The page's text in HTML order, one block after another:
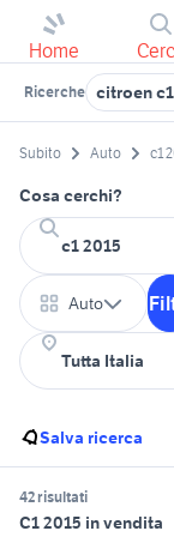
Home
Ricerche citroen
Subito Auto c1
Cosa cerchi?
Auto
Salva ricerca
42 risultati
C1 2015 in vendita